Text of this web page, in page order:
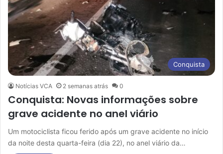
Conquista
Notícias VCA 2 semanas atrás 0
Conquista: Novas informações sobre
grave acidente no anel viário
Um motociclista ficou ferido após um grave acidente no início
da noite desta quarta-feira (dia 22), no anel viário da…